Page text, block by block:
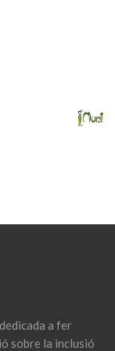
a fer
sobre la inclusió